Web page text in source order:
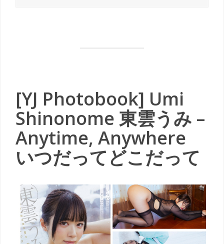
[YJ Photobook] Umi
Shinonome 東雲うみ –
Anytime, Anywhere
いつだってどこだって